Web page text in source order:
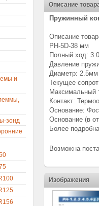
Описание
Пружинный
Описание
PH-5D-38 мм
Полный ход:
Давление
Диаметр: 2.5мм
Текущее
Максимальный
Контакт:
Основание:
Основание (в
Более
Возможна
Изображения
и
зонд